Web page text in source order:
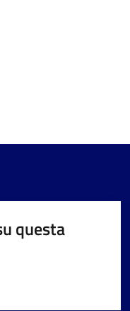
questa